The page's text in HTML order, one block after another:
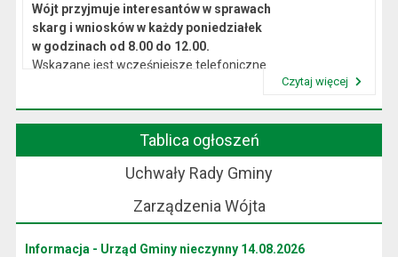
Wójt przyjmuje interesantów w sprawach
skarg i wniosków w każdy poniedziałek
w godzinach od 8.00 do 12.00.
Wskazane jest wcześniejsze telefoniczne
Czytaj więcej
Tablica ogłoszeń
Uchwały Rady Gminy
Zarządzenia Wójta
Informacja - Urząd Gminy nieczynny 14.08.2026